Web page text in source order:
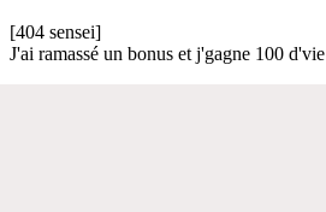
[404 sensei]
J'ai ramassé un bonus et j'gagne 100 d'vie